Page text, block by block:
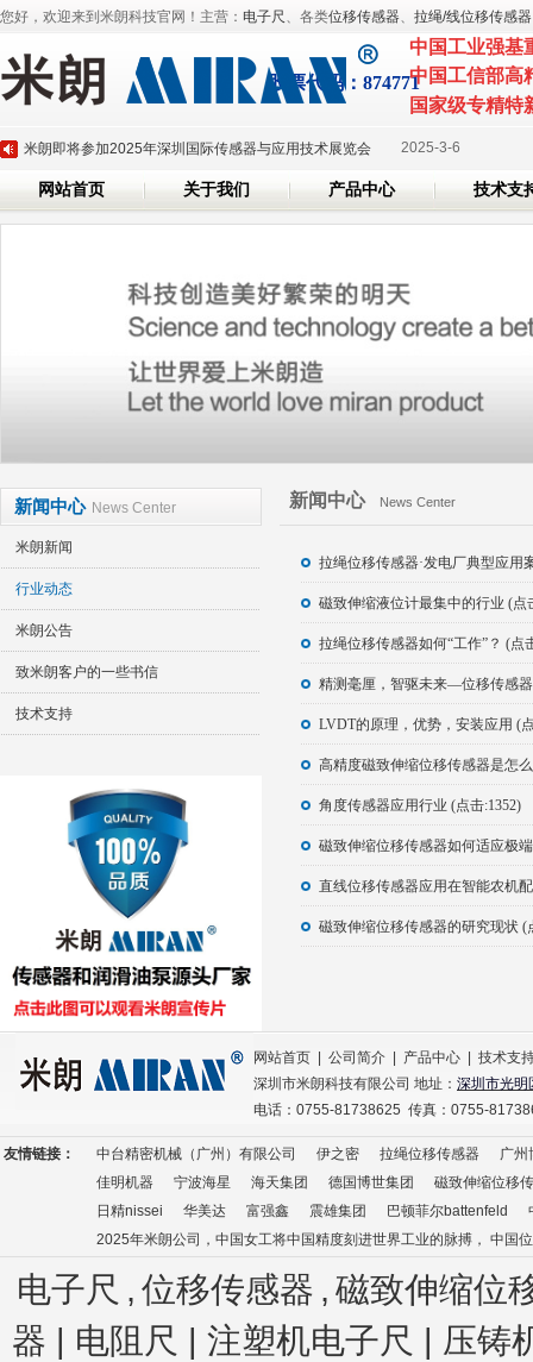
您好，欢迎来到米朗科技官网！主营： 电子尺 、各类位移传感器、 拉绳/线位移传感器
股票代 码：874771
中国工业强基
中国工信部高
国家级专精特
深圳市米朗科技有限公司展会邀请：CHINAPLAS 2025 国际橡塑展 2025-3-
米朗科技荣任湖北省传感器行业协会副会长单位证书 2024-6-7
深圳市米朗科技有限公司展会邀请：CHINAPLAS 2025 国际橡塑展
磁致伸缩位移传感器系列产品全面升级 2024-7-26
网站首页 关于我们 产品中心 技术支
新闻中心 News Center
米朗新闻
行业动态
米朗公告
致米朗客户的一些书信
技术支持
新闻中心 News Center
拉绳位移传感器·发电厂典型应用
磁致伸缩液位计最集中的行业 (点
拉绳位移传感器如何“工作”？ (点
精测毫厘，智驱未来—位移传感
LVDT的原理，优势，安装应用 (
高精度磁致伸缩位移传感器是怎
角度传感器应用行业 (点击:1352)
磁致伸缩位移传感器如何适应极
直线位移传感器应用在智能农机
磁致伸缩位移传感器的研究现状 (
网站首页 公司简介 产品中心
技术支
深圳市米朗科技有限公司 地址： 深圳市光明
电话：0755-81738625 传真：0755-
友情链接： 中台精密机械（广州）有限公司 伊之密 拉绳位移传感器
广州
佳明机器
宁波海星 海天集团 德国博世集团
磁致伸缩位移
日精nissei
华美达 富强鑫 震雄集团 巴顿菲尔battenfeld
2025年米朗公司，中国女工将中国精度刻进世界工业的脉搏， 中国
电子尺 , 位移传感器 , 磁致伸缩位
器 | 电阻尺 | 注塑机电子尺 | 压铸